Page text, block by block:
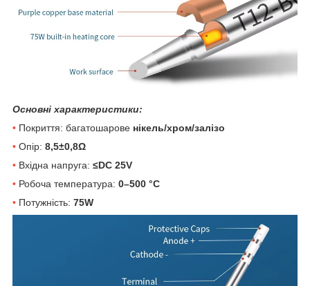
Основні характеристики:
• Покриття: багатошарове нікель/хром/залізо
• Опір: 8,5±0,8Ω
• Вхідна напруга: ≤DC 25V
• Робоча температура: 0–500 °C
• Потужність: 75W